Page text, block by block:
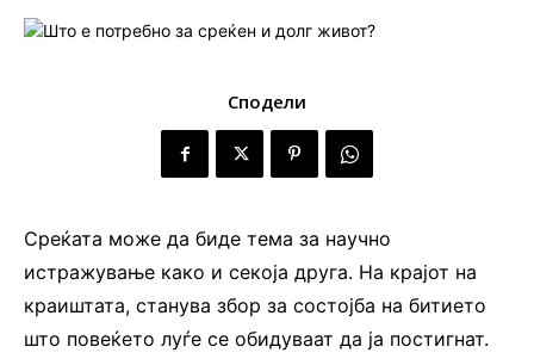
Сподели
Среќата може да биде тема за научно
истражување како и секоја друга. На крајот на
краиштата, станува збор за состојба на битието
што повеќето луѓе се обидуваат да ја постигнат.